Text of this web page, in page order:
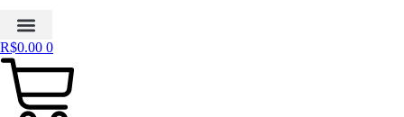
R$0.00 0